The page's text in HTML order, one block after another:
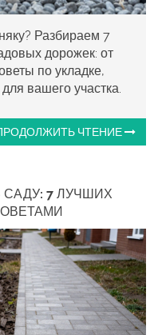
Разбираем 7
дорожек: от
по укладке,
вашего участка.
ЧТЕНИЕ
7 ЛУЧШИХ